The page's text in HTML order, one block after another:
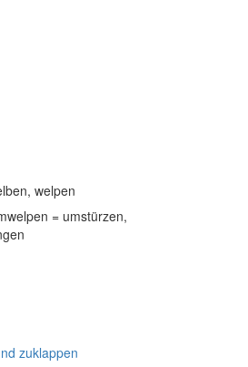
welpen
= umstürzen,
zuklappen